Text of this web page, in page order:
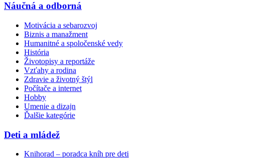
Náučná a odborná
Motivácia a sebarozvoj
Biznis a manažment
Humanitné a spoločenské vedy
História
Životopisy a reportáže
Vzťahy a rodina
Zdravie a životný štýl
Počítače a internet
Hobby
Umenie a dizajn
Ďalšie kategórie
Deti a mládež
Knihorad – poradca kníh pre deti